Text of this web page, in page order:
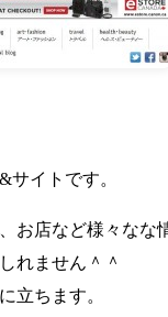
サイトです。
お店など様々なな
れません＾＾
立ちます。